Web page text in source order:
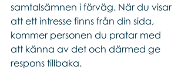
samtalsämnen i förväg. När du visar
att ett intresse finns från din sida,
kommer personen du pratar med
att känna av det och därmed ge
respons tillbaka.